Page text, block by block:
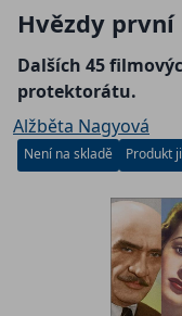
Hvězdy
Dalších 45
protektorátu.
Alžběta Nagyová
Není na skladě Produkt